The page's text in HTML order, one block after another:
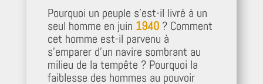
Pourquoi un peuple s’est-il livré à un
seul homme en juin 1940? Comment
cet homme est-il parvenu à
s’emparer d’un navire sombrant au
milieu de la tempête ? Pourquoi la
faiblesse des hommes au pouvoir